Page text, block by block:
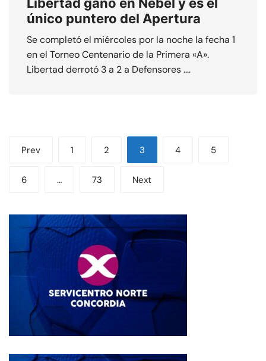
Libertad ganó en Nebel y es el
único puntero del Apertura
Se completó el miércoles por la noche la fecha 1
en el Torneo Centenario de la Primera «A».
Libertad derrotó 3 a 2 a Defensores ….
Paginación
entradas
Prev 1 2 3 4 5
6 … 73 Next